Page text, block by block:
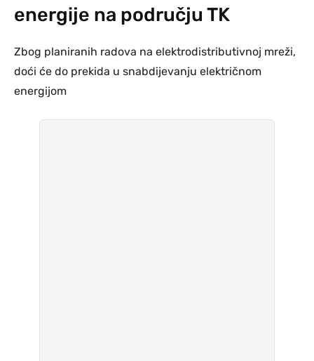
energije na području TK
Zbog planiranih radova na elektrodistributivnoj mreži,
doći će do prekida u snabdijevanju električnom
energijom